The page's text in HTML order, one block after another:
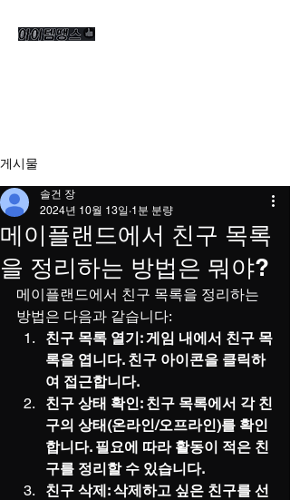
게시물
메이플랜드에서 친구 목록
을 정리하는 방법은 뭐야?
솔건 장
2024년 10월 13일 1분 분량
메이플랜드에서 친구 목록을 정리하는
방법은 다음과 같습니다:
친구 목록 열기: 게임 내에서 친구 목
록을 엽니다. 친구 아이콘을 클릭하
여 접근합니다.
친구 상태 확인: 친구 목록에서 각 친
구의 상태(온라인/오프라인)를 확인
합니다. 필요에 따라 활동이 적은 친
구를 정리할 수 있습니다.
친구 삭제: 삭제하고 싶은 친구를 선